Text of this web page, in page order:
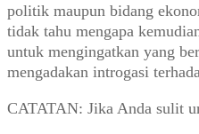
politik maupun bidang
tidak tahu mengapa
untuk mengingatkan yang
mengadakan introgasi
CATATAN: Jika Anda sulit